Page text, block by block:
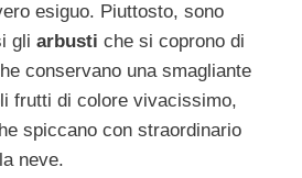
esiguo. Piuttosto, sono
gli arbusti che si coprono di
conservano una smagliante
frutti di colore viva­cissimo,
spiccano con straordinario
neve.